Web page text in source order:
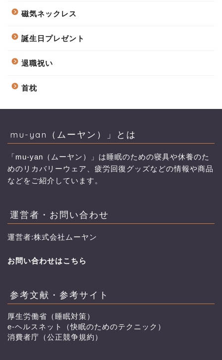
磁気ネックレス
誕生日プレゼント
退職祝い
首枕
mu-yan（ムーヤン）」とは
「mu-yan（ムーヤン）」は睡眠のための寝具や休養のた
めのリカバリーウェア、疲労回復グッズなどの情報や商品
などをご紹介しています。
運営者・お問い合わせ
運営者:株式会社ムーヤン
お問い合わせはこちら
参考文献・参考サイト
厚生労働省（睡眠対策）
e-ヘルスネット（快眠のためのテクニック）
消費者庁（公正競争規約）